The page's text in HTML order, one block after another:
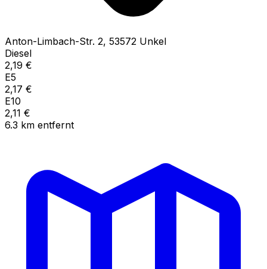
Anton-Limbach-Str. 2, 53572 Unkel
Diesel
2,19 €
E5
2,17 €
E10
2,11 €
6.3 km entfernt